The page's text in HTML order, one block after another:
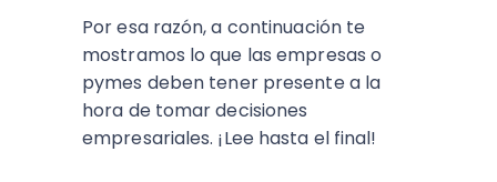
Por esa razón, a continuación te
mostramos lo que las empresas o
pymes deben tener presente a la
hora de tomar decisiones
empresariales. ¡Lee hasta el final!